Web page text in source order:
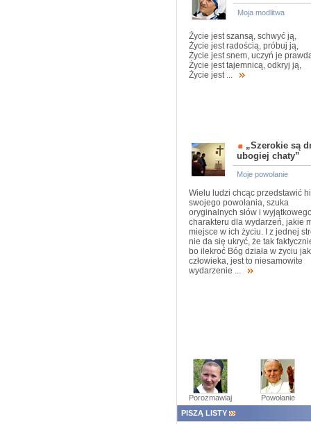
Moja modlitwa
Życie jest szansą, schwyć ją,
Życie jest radością, próbuj ją,
Życie jest snem, uczyń je
Życie jest tajemnicą, odkryj ją,
Życie jest ...
„Szerokie są
ubogiej chaty”
Moje powołanie
Wielu ludzi chcąc przedstawić
swojego powołania, szuka
oryginalnych słów i
charakteru dla wydarzeń, jakie
miejsce w ich życiu. I z jednej
nie da się ukryć, że tak
bo ilekroć Bóg działa w życiu
człowieka, jest to niesamowite
wydarzenie ...
Porozmawiaj
Powołanie
PISZĄ LISTY